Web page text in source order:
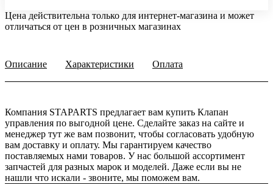
Цена действительна только для интернет-магазина и может
отличаться от цен в розничных магазинах
Описание Характеристики Оплата
Компания STAPARTS предлагает вам купить Клапан
управления по выгодной цене. Сделайте заказ на сайте и
менеджер тут же вам позвонит, чтобы согласовать удобную
вам доставку и оплату. Мы гарантируем качество
поставляемых нами товаров. У нас большой ассортимент
запчастей для разных марок и моделей. Даже если вы не
нашли что искали - звоните, мы поможем вам.